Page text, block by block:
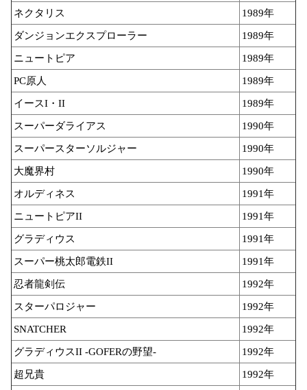
ネクタリス 1989年
ダンジョンエクスプローラー 1989年
ニュートピア 1989年
PC原人 1989年
イースI・II 1989年
スーパーダライアス 1990年
スーパースターソルジャー 1990年
大魔界村 1990年
オルディネス 1991年
ニュートピアII 1991年
グラディウス 1991年
スーパー桃太郎電鉄II 1991年
忍者龍剣伝 1992年
スターパロジャー 1992年
SNATCHER 1992年
グラディウスII -GOFERの野望- 1992年
超兄貴 1992年